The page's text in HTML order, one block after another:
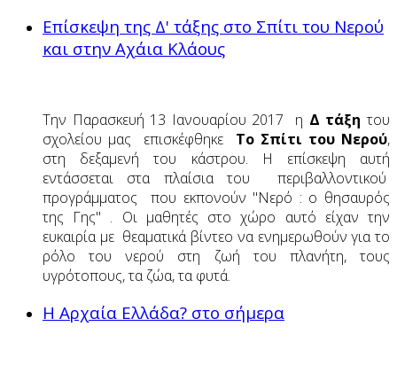
Επίσκεψη της Δ' τάξης στο Σπίτι του Νερού
και στην Αχάια Κλάους
Την Παρασκευή 13 Ιανουαρίου 2017 η Δ τάξη του
σχολείου μας επισκέφθηκε
Το Σπίτι του Νερού,
στη δεξαμενή του κάστρου. Η επίσκεψη αυτή
εντάσσεται στα πλαίσια του περιβαλλοντικού
προγράμματος που εκπονούν "Νερό : ο θησαυρός
της Γης" . Οι μαθητές στο χώρο αυτό είχαν την
ευκαιρία με θεαματικά βίντεο να ενημερωθούν για το
ρόλο του νερού στη ζωή του πλανήτη, τους
υγρότοπους, τα ζώα, τα φυτά.
Η Αρχαία Ελλάδα? στο σήμερα